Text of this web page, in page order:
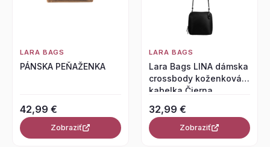
LARA BAGS
PÁNSKA PEŇAŽENKA
42,99 €
Zobraziť
LARA BAGS
Lara Bags LINA dámska
crossbody koženková
kabelka Čierna
32,99 €
Zobraziť